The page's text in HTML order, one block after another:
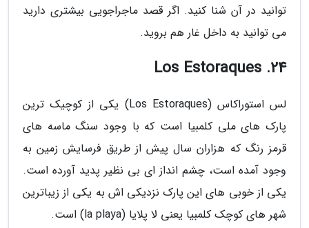
توانید در آن شنا کنید. اگر قصد ماجراجویی بیشتری دارید
می توانید به داخل غار هم بروید.
24. Los Estoraques
لس استوراکاس (Los Estoraques) یکی از کوچیک ترین
پارک های ملی کلمبیا است که با وجود سنگ ماسه های
قرمز رنگ که هزاران سال پیش از طریق فرسایش زمین به
وجود آمده است، چشم انداز ای بی نظیر پدید آورده است.
یکی از خوبی های این پارک نزدیکی اش به یکی از زیباترین
شهر های کوچک کلمبیا یعنی لا پلایا (la playa) است.